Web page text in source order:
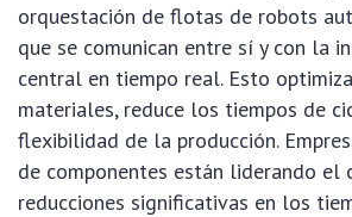
orquestación de flotas de robots
que se comunican entre sí y con la
central en tiempo real. Esto
materiales, reduce los tiempos de
flexibilidad de la producción.
de componentes están liderando el
reducciones significativas en los